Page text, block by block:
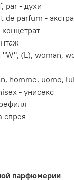
par - духи
de parfum -
"W", (L), woman,
homme, uomo,
- унисекс
спрея
парфюмерии